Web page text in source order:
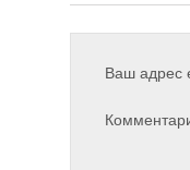
Ваш адрес